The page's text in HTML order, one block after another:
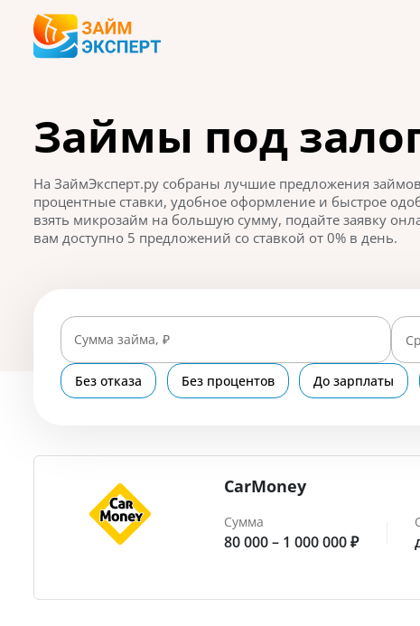
Займы под
На ЗаймЭксперт.ру собраны лучшие предложения
процентные ставки, удобное оформление и быстрое
взять микрозайм на большую сумму, подайте заявку
вам доступно 5 предложений со ставкой от 0% в день.
Сумма займа, ₽
Без отказа Без процентов До зарплаты
CarMoney
Сумма
80 000 – 1 000 000 ₽